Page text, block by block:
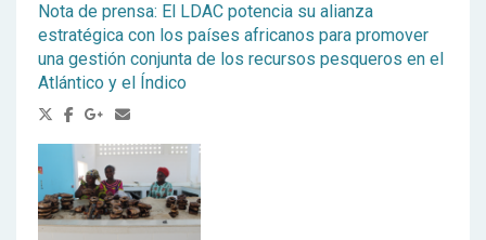
Nota de prensa: El LDAC potencia su alianza
estratégica con los países africanos para promover
una gestión conjunta de los recursos pesqueros en el
Atlántico y el Índico